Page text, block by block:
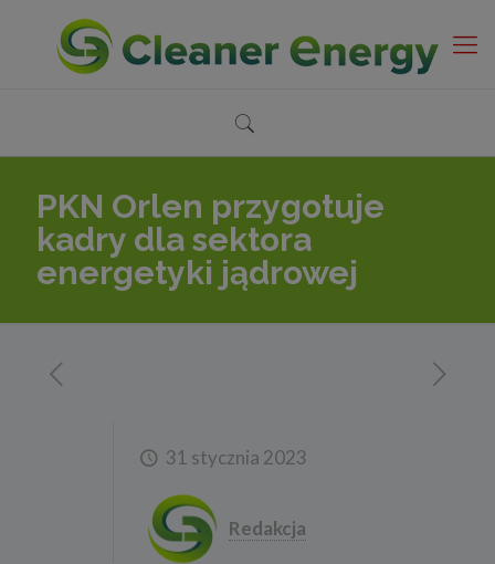
PKN Orlen przygotuje
kadry dla sektora
energetyki jądrowej
31 stycznia 2023
Redakcja